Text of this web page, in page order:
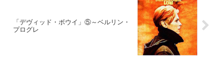
「デヴィッド・ボウイ」⑤～ベルリン・
プログレ